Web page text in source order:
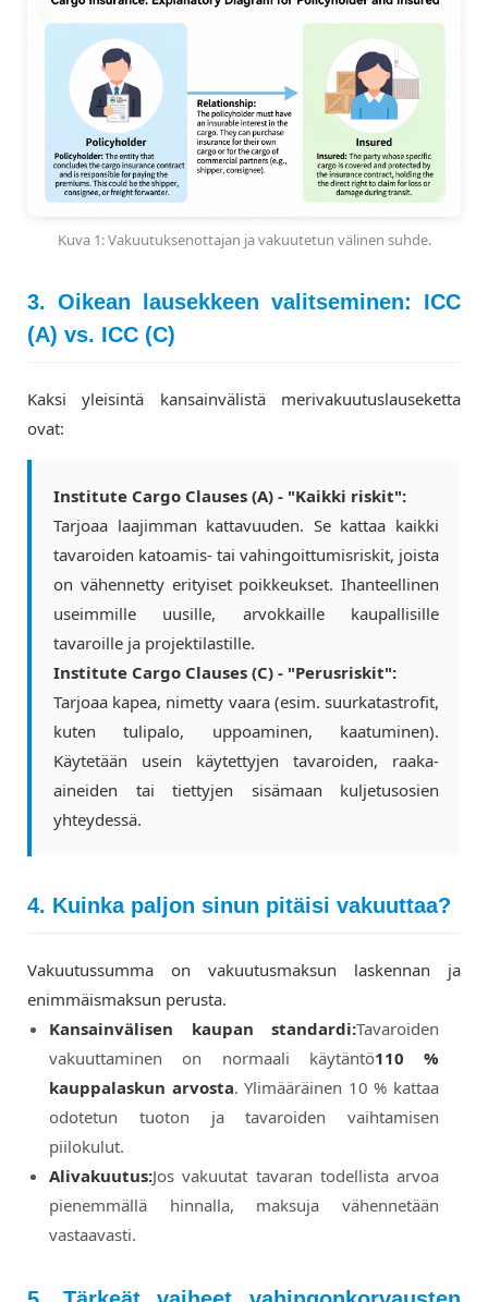
Kuva 1: Vakuutuksenottajan ja vakuutetun välinen suhde.
3. Oikean lausekkeen valitseminen: ICC
(A) vs. ICC (C)
Kaksi yleisintä kansainvälistä merivakuutuslauseketta
ovat:
Institute Cargo Clauses (A) - "Kaikki riskit":
Tarjoaa laajimman kattavuuden. Se kattaa kaikki
tavaroiden katoamis- tai vahingoittumisriskit, joista
on vähennetty erityiset poikkeukset. Ihanteellinen
useimmille uusille, arvokkaille kaupallisille
tavaroille ja projektilastille.
Institute Cargo Clauses (C) - "Perusriskit":
Tarjoaa kapea, nimetty vaara (esim. suurkatastrofit,
kuten tulipalo, uppoaminen, kaatuminen).
Käytetään usein käytettyjen tavaroiden, raaka-
aineiden tai tiettyjen sisämaan kuljetusosien
yhteydessä.
4. Kuinka paljon sinun pitäisi vakuuttaa?
Vakuutussumma on vakuutusmaksun laskennan ja
enimmäismaksun perusta.
Kansainvälisen kaupan standardi:Tavaroiden
vakuuttaminen on normaali käytäntö110 %
kauppalaskun arvosta. Ylimääräinen 10 % kattaa
odotetun tuoton ja tavaroiden vaihtamisen
piilokulut.
Alivakuutus:Jos vakuutat tavaran todellista arvoa
pienemmällä hinnalla, maksuja vähennetään
vastaavasti.